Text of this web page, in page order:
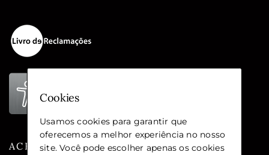
ACESSIBILIDADE
Cookies
Usamos cookies para garantir que
oferecemos a melhor experiência no nosso
site. Você pode escolher apenas os cookies